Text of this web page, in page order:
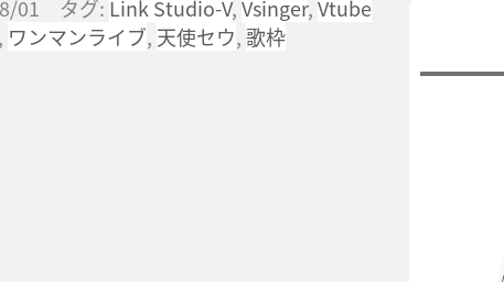
01 タグ: Link Studio-V,Vsinger,Vtube
ワンマンライブ, 天使セウ,歌枠